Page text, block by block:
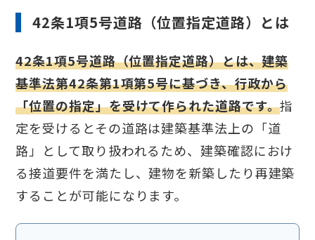
42条1項5号道路（位置指定道路）とは
42条1項5号道路（位置指定道路）とは、建築
基準法第42条第1項第5号に基づき、行政から
「位置の指定」を受けて作られた道路です。指
定を受けるとその道路は建築基準法上の「道
路」として取り扱われるため、建築確認におけ
る接道要件を満たし、建物を新築したり再建築
することが可能になります。